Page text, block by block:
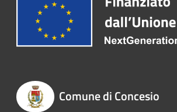
Comune di Concesio